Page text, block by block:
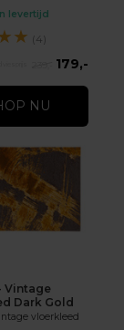
levertijd
★ (4)
179,-
NU
Vintage
Dark Gold
vloerkleed